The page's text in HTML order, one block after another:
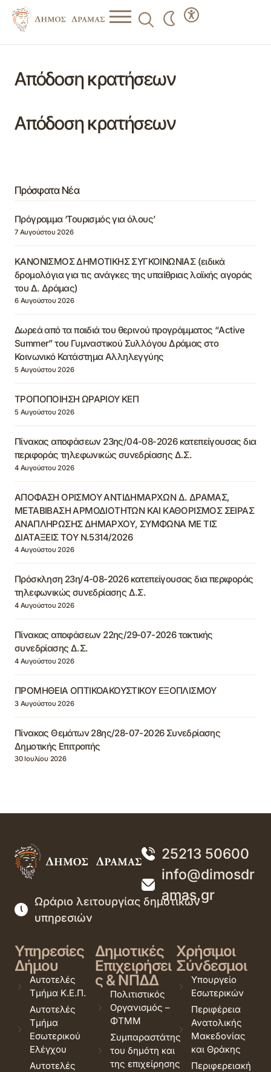
Απόδοση κρατήσεων
Απόδοση κρατήσεων
Πρόσφατα Νέα
Πρόγραμμα ‘Τουρισμός για όλους’
7 Αυγούστου 2026
ΚΑΝΟΝΙΣΜΟΣ ΔΗΜΟΤΙΚΗΣ ΣΥΓΚΟΙΝΩΝΙΑΣ (ειδικά
δρομολόγια για τις ανάγκες της υπαίθριας λαϊκής αγοράς
του Δ. Δράμας)
6 Αυγούστου 2026
Δωρεά από τα παιδιά του θερινού προγράμματος “Active
Summer” του Γυμναστικού Συλλόγου Δράμας στο
Κοινωνικό Κατάστημα Αλληλεγγύης
5 Αυγούστου 2026
ΤΡΟΠΟΠΟΙΗΣΗ ΩΡΑΡΙΟΥ ΚΕΠ
5 Αυγούστου 2026
Πίνακας αποφάσεων 23ης/04-08-2026 κατεπείγουσας δια
περιφοράς τηλεφωνικώς συνεδρίασης Δ.Σ.
4 Αυγούστου 2026
ΑΠΟΦΑΣΗ ΟΡΙΣΜΟΥ ΑΝΤΙΔΗΜΑΡΧΩΝ Δ. ΔΡΑΜΑΣ,
ΜΕΤΑΒΙΒΑΣΗ ΑΡΜΟΔΙΟΤΗΤΩΝ ΚΑΙ ΚΑΘΟΡΙΣΜΟΣ ΣΕΙΡΑΣ
ΑΝΑΠΛΗΡΩΣΗΣ ΔΗΜΑΡΧΟΥ, ΣΥΜΦΩΝΑ ΜΕ ΤΙΣ
ΔΙΑΤΑΞΕΙΣ ΤΟΥ Ν.5314/2026
4 Αυγούστου 2026
Πρόσκληση 23η/4-08-2026 κατεπείγουσας δια περιφοράς
τηλεφωνικώς συνεδρίασης Δ.Σ.
4 Αυγούστου 2026
Πίνακας αποφάσεων 22ης/29-07-2026 τακτικής
συνεδρίασης Δ.Σ.
4 Αυγούστου 2026
ΠΡΟΜΗΘΕΙΑ ΟΠΤΙΚΟΑΚΟΥΣΤΙΚΟΥ ΕΞΟΠΛΙΣΜΟΥ
3 Αυγούστου 2026
Πίνακας Θεμάτων 28ης/28-07-2026 Συνεδρίασης
Δημοτικής Επιτροπής
30 Ιουλίου 2026
25213 50600
info@dimosdr
amas.gr
Ωράριο λειτουργίας δημοτικών
υπηρεσιών
Υπηρεσίες
Δήμου
Αυτοτελές
Τμήμα Κ.Ε.Π.
Αυτοτελές
Τμήμα
Εσωτερικού
Ελέγχου
Αυτοτελές
Δημοτικές
Επιχειρήσει
ς & ΝΠΔΔ
Πολιτιστικός
Οργανισμός –
ΦΤΜΜ
Συμπαραστάτης
του δημότη και
της επιχείρησης
Χρήσιμοι
Σύνδεσμοι
Υπουργείο
Εσωτερικών
Περιφέρεια
Ανατολικής
Μακεδονίας
και Θράκης
Περιφερειακή